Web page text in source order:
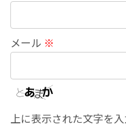
メール ※
上に表示された文字を入